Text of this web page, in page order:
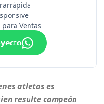
Ventas
atletas es
resulte campeón